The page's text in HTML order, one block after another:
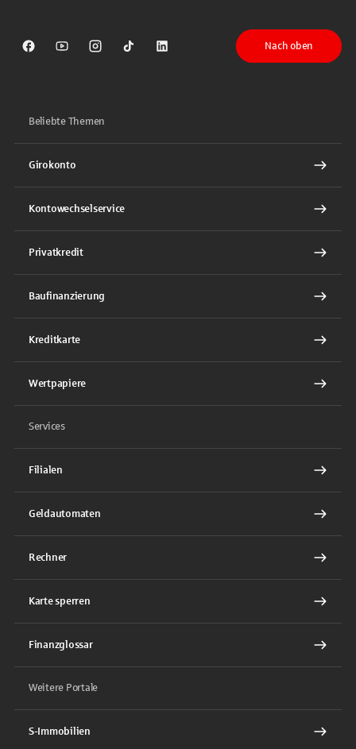
Sparkasse auf Facebook
Sparkasse auf Youtube
Sparkasse auf Instagram
Sparkasse auf TikTok
Sparkasse auf LinkedIn
Nach oben
Beliebte Themen
Girokonto
Kontowechselservice
Privatkredit
Baufinanzierung
Kreditkarte
Wertpapiere
Services
Filialen
Geldautomaten
Rechner
Karte sperren
Finanzglossar
Weitere Portale
S-Immobilien